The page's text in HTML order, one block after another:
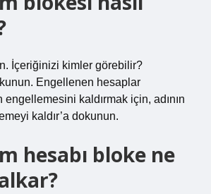
İçeriğinizi kimler görebilir?
Engellenen hesaplar
engellemesini kaldırmak için, adının
kaldır’a dokunun.
hesabı bloke ne